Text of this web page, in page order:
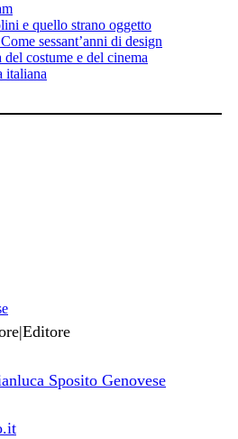
e quello strano oggetto
sessant’anni di design
del costume e del cinema
italiana
Sposito Genovese